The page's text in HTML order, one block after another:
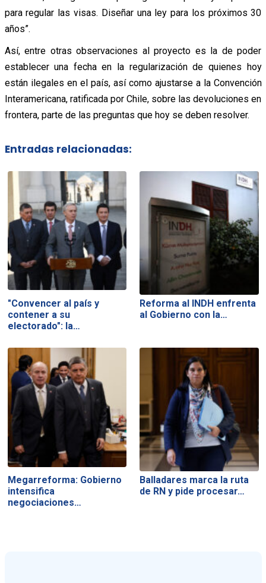
para regular las visas. Diseñar una ley para los próximos 30
años”.
Así, entre otras observaciones al proyecto es la de poder
establecer una fecha en la regularización de quienes hoy
están ilegales en el país, así como ajustarse a la Convención
Interamericana, ratificada por Chile, sobre las devoluciones en
frontera, parte de las preguntas que hoy se deben resolver.
Entradas relacionadas:
"Convencer al país y
contener a su
electorado": la…
Reforma al INDH enfrenta
al Gobierno con la…
Megarreforma: Gobierno
intensifica
negociaciones…
Balladares marca la ruta
de RN y pide procesar…